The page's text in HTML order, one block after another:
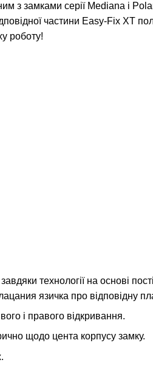
з замками серії Mediana і
частини Easy-Fix XT
роботу!
технології на основі
язичка про відповідну
і правого відкривання.
щодо цента корпусу замку.